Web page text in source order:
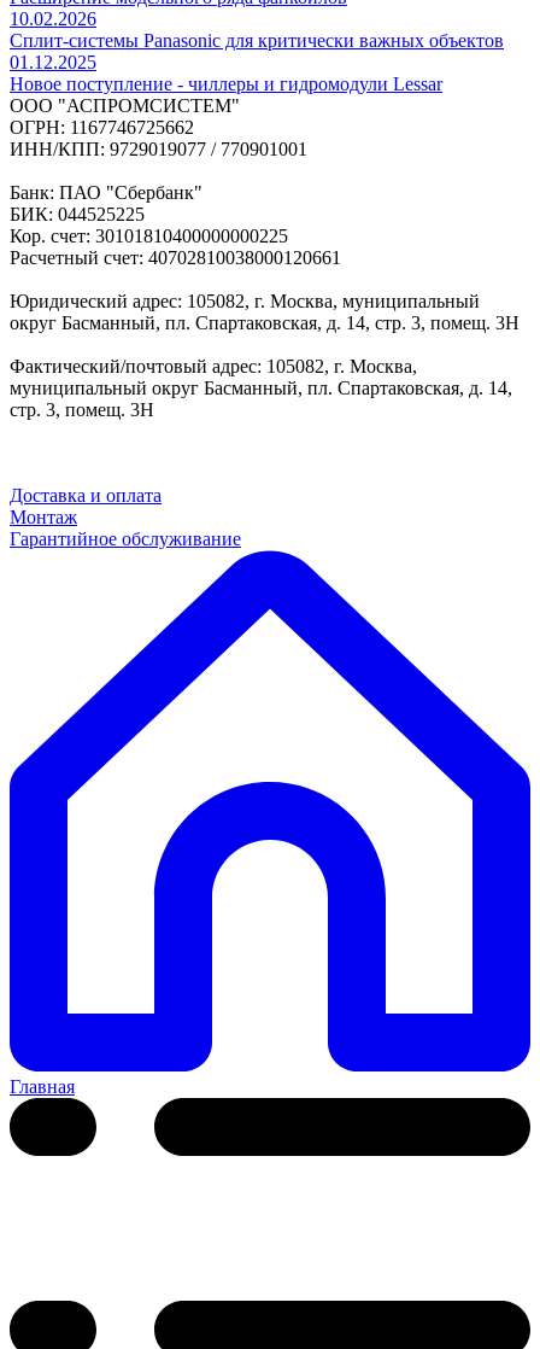
10.02.2026
Сплит-системы Panasonic для критически важных объектов
01.12.2025
Новое поступление - чиллеры и гидромодули Lessar
ООО "АСПРОМСИСТЕМ"
ОГРН: 1167746725662
ИНН/КПП: 9729019077 / 770901001
Банк: ПАО "Сбербанк"
БИК: 044525225
Кор. счет: 30101810400000000225
Расчетный счет: 40702810038000120661
Юридический адрес: 105082, г. Москва, муниципальный
округ Басманный, пл. Спартаковская, д. 14, стр. 3, помещ. 3Н
Фактический/почтовый адрес: 105082, г. Москва,
муниципальный округ Басманный, пл. Спартаковская, д. 14,
стр. 3, помещ. 3Н
Доставка и оплата
Монтаж
Гарантийное обслуживание
Главная